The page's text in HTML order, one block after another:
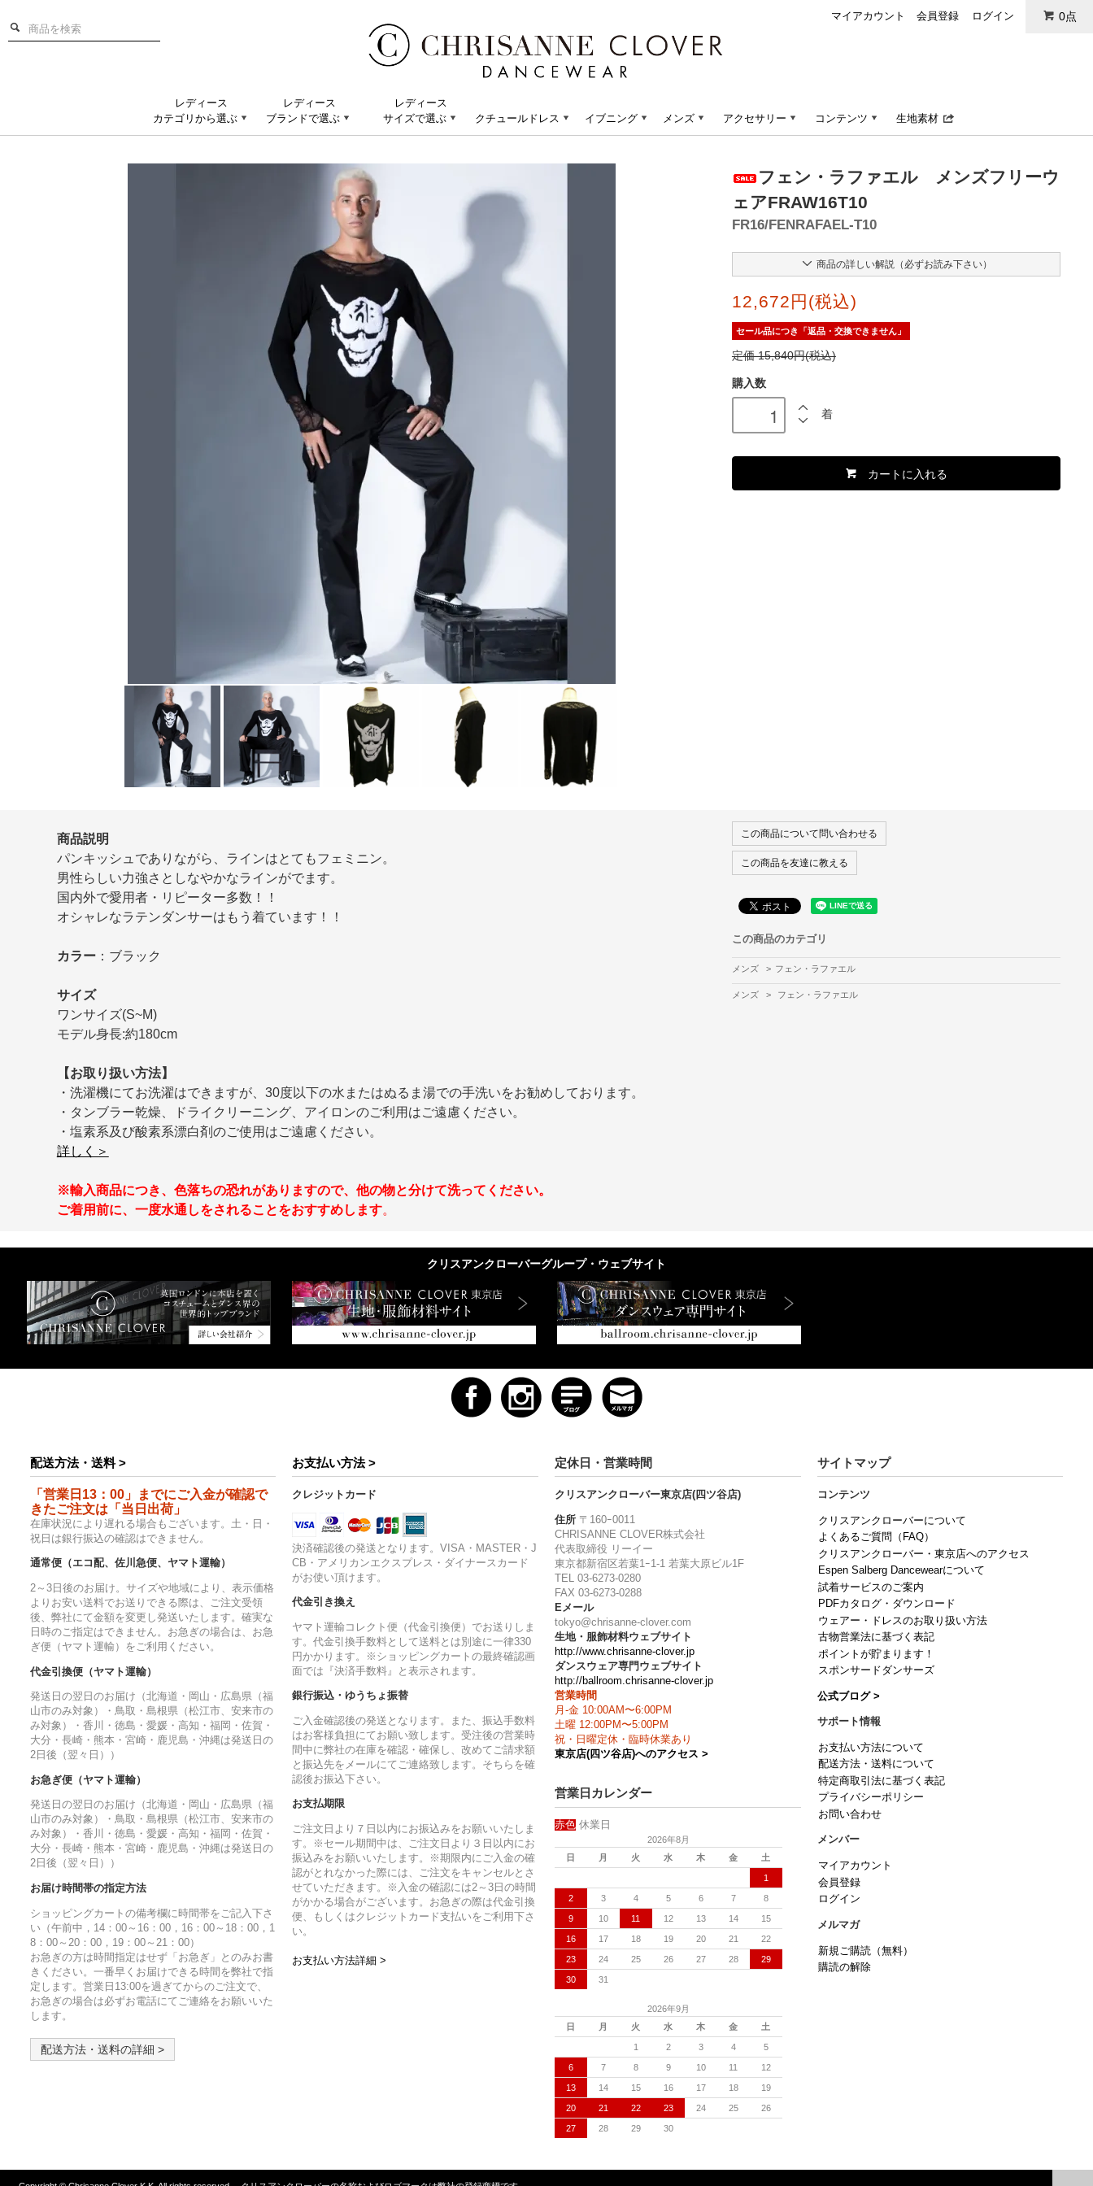
マイアカウント 会員登録 ログイン 0点
レディース
カテゴリから選ぶ
レディース
ブランドで選ぶ
レディース
サイズで選ぶ
クチュールドレス イブニング メンズ アクセサリー コンテンツ 生地素材
フェン・ラファエル メンズフリーウ
ェアFRAW16T10
FR16/FENRAFAEL-T10
商品の詳しい解説（必ずお読み下さい）
12,672円(税込)
セール品につき「返品・交換できません」
定価 15,840円(税込)
購入数
着
カートに入れる
商品説明
パンキッシュでありながら、ラインはとてもフェミニン。
男性らしい力強さとしなやかなラインがでます。
国内外で愛用者・リピーター多数！！
オシャレなラテンダンサーはもう着ています！！
カラー：ブラック
サイズ
ワンサイズ(S~M)
モデル身長:約180cm
【お取り扱い方法】
・洗濯機にてお洗濯はできますが、30度以下の水またはぬるま湯での手洗いをお勧めしております。
・タンブラー乾燥、ドライクリーニング、アイロンのご利用はご遠慮ください。
・塩素系及び酸素系漂白剤のご使用はご遠慮ください。
詳しく＞
※輸入商品につき、色落ちの恐れがありますので、他の物と分けて洗ってください。
ご着用前に、一度水通しをされることをおすすめします。
この商品について問い合わせる
この商品を友達に教える
この商品のカテゴリ
メンズ > フェン・ラファエル
メンズ > フェン・ラファエル
クリスアンクローバーグループ・ウェブサイト
配送方法・送料 >
「営業日13：00」までにご入金が確認で
きたご注文は「当日出荷」
在庫状況により遅れる場合もございます。土・日・
祝日は銀行振込の確認はできません。
通常便（エコ配、佐川急便、ヤマト運輸）
2～3日後のお届け。サイズや地域により、表示価格
よりお安い送料でお送りできる際は、ご注文受領
後、弊社にて金額を変更し発送いたします。確実な
日時のご指定はできません。お急ぎの場合は、お急
ぎ便（ヤマト運輸）をご利用ください。
代金引換便（ヤマト運輸）
発送日の翌日のお届け（北海道・岡山・広島県（福
山市のみ対象）・鳥取・島根県（松江市、安来市の
み対象）・香川・徳島・愛媛・高知・福岡・佐賀・
大分・長崎・熊本・宮崎・鹿児島・沖縄は発送日の
2日後（翌々日））
お急ぎ便（ヤマト運輸）
発送日の翌日のお届け（北海道・岡山・広島県（福
山市のみ対象）・鳥取・島根県（松江市、安来市の
み対象）・香川・徳島・愛媛・高知・福岡・佐賀・
大分・長崎・熊本・宮崎・鹿児島・沖縄は発送日の
2日後（翌々日））
お届け時間帯の指定方法
ショッピングカートの備考欄に時間帯をご記入下さ
い（午前中，14：00～16：00，16：00～18：00，1
8：00～20：00，19：00～21：00）
お急ぎの方は時間指定はせず「お急ぎ」とのみお書
きください。一番早くお届けできる時間を弊社で指
定します。営業日13:00を過ぎてからのご注文で、
お急ぎの場合は必ずお電話にてご連絡をお願いいた
します。
配送方法・送料の詳細 >
お支払い方法 >
クレジットカード
決済確認後の発送となります。VISA・MASTER・J
CB・アメリカンエクスプレス・ダイナースカード
がお使い頂けます。
代金引き換え
ヤマト運輸コレクト便（代金引換便）でお送りしま
す。代金引換手数料として送料とは別途に一律330
円かかります。※ショッピングカートの最終確認画
面では『決済手数料』と表示されます。
銀行振込・ゆうちょ振替
ご入金確認後の発送となります。また、振込手数料
はお客様負担にてお願い致します。受注後の営業時
間中に弊社の在庫を確認・確保し、改めてご請求額
と振込先をメールにてご連絡致します。そちらを確
認後お振込下さい。
お支払期限
ご注文日より７日以内にお振込みをお願いいたしま
す。※セール期間中は、ご注文日より３日以内にお
振込みをお願いいたします。※期限内にご入金の確
認がとれなかった際には、ご注文をキャンセルとさ
せていただきます。※入金の確認には2～3日の時間
がかかる場合がございます。お急ぎの際は代金引換
便、もしくはクレジットカード支払いをご利用下さ
い。
お支払い方法詳細 >
定休日・営業時間
クリスアンクローバー東京店(四ツ谷店)
住所〒160ｰ0011
CHRISANNE CLOVER株式会社
代表取締役 リーイー
東京都新宿区若葉1ｰ1-1 若葉大原ビル1F
TEL 03-6273-0280
FAX 03-6273-0288
Eメール
tokyo@chrisanne-clover.com
生地・服飾材料ウェブサイト
http://www.chrisanne-clover.jp
ダンスウェア専門ウェブサイト
http://ballroom.chrisanne-clover.jp
営業時間
月-金 10:00AM〜6:00PM
土曜 12:00PM〜5:00PM
祝・日曜定休・臨時休業あり
東京店(四ツ谷店)へのアクセス >
営業日カレンダー
赤色休業日
2026年8月
日
月 火 水 木 金 土
1
2 3 4 5 6 7 8
9 10 11 12 13 14 15
16 17 18 19 20 21 22
23 24 25 26 27 28 29
30 31
2026年9月
日
月 火 水 木 金 土
1 2 3 4 5
6 7 8 9 10 11 12
13 14 15 16 17 18 19
20 21 22 23 24 25 26
27 28 29 30
サイトマップ
コンテンツ
クリスアンクローバーについて
よくあるご質問（FAQ）
クリスアンクローバー・東京店へのアクセス
Espen Salberg Dancewearについて
試着サービスのご案内
PDFカタログ・ダウンロード
ウェアー・ドレスのお取り扱い方法
古物営業法に基づく表記
ポイントが貯まります！
スポンサードダンサーズ
公式ブログ >
サポート情報
お支払い方法について
配送方法・送料について
特定商取引法に基づく表記
プライバシーポリシー
お問い合わせ
メンバー
マイアカウント
会員登録
ログイン
メルマガ
新規ご購読（無料）
購読の解除